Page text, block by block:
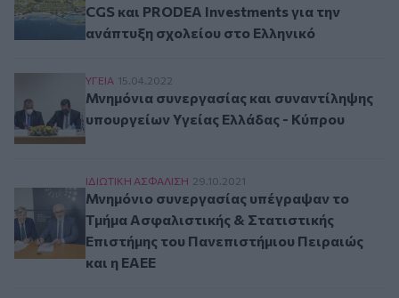
CGS και PRODEA Investments για την
ανάπτυξη σχολείου στο Ελληνικό
Μνημόνια συνεργασίας και συναντίληψης
ΥΓΕΙΑ 15.04.2022
Μνημόνια συνεργασίας και συναντίληψης
υπουργείων Υγείας Ελλάδας - Κύπρου
Μνημόνιο συνεργασίας υπέγραψαν το Τμήμα
ΙΔΙΩΤΙΚΗ ΑΣΦAΛΙΣΗ 29.10.2021
Μνημόνιο συνεργασίας υπέγραψαν το
Τμήμα Ασφαλιστικής & Στατιστικής
Επιστήμης του Πανεπιστήμιου Πειραιώς
και η ΕΑΕΕ